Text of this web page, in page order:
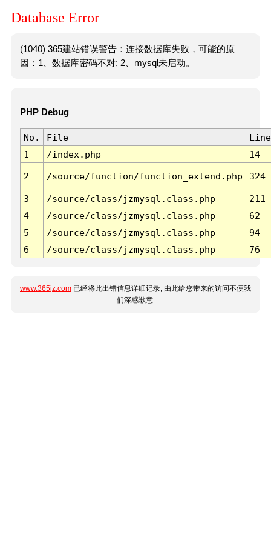
Database Error
(1040) 365建站错误警告：连接数据库失败，可能的原
因：1、数据库密码不对; 2、mysql未启动。
PHP Debug
No. File
Line
1
/index.php 14
2 /source/function/function_extend.php 324
3 /source/class/jzmysql.class.php
211
4
/source/class/jzmysql.class.php
62
5
/source/class/jzmysql.class.php
94
6
/source/class/jzmysql.class.php 76
www.365jz.com 已经将此出错信息详细记录, 由此给您带来的访问不便我
们深感歉意.